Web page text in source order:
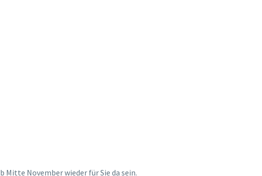
November wieder für Sie da sein.